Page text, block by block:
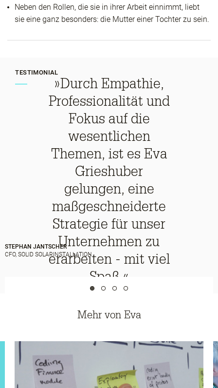
Neben den Rollen, die sie in ihrer Arbeit einnimmt, liebt
sie eine ganz besonders: die Mutter einer Tochter zu sein.
TESTIMONIAL
»Durch Empathie,
Professionalität und
Fokus auf die
wesentlichen
Themen, ist es Eva
Grieshuber
gelungen, eine
maßgeschneiderte
Strategie für unser
Unternehmen zu
erarbeiten - mit viel
Spaß.«
STEPHAN JANTSCHER
CFO, SOLID SOLARINSTALLATION
Mehr von Eva